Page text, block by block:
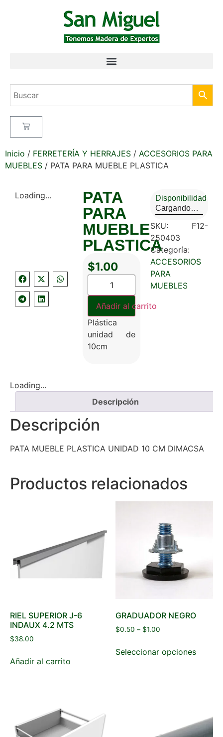
Inicio / FERRETERÍA Y HERRAJES / ACCESORIOS PARA
MUEBLES / PATA PARA MUEBLE PLASTICA
Loading...
PATA
PARA
MUEBLE
PLASTICA
$1.00
Añadir al carrito
Plástica
unidad de
10cm
Disponibilidad
Cargando…
SKU: F12-
250403
Categoría:
ACCESORIOS
PARA
MUEBLES
Loading...
Descripción
Descripción
PATA MUEBLE PLASTICA UNIDAD 10 CM DIMACSA
Productos relacionados
RIEL SUPERIOR J-6
INDAUX 4.2 MTS
$38.00
Añadir al carrito
GRADUADOR NEGRO
$0.50 – $1.00
Seleccionar opciones